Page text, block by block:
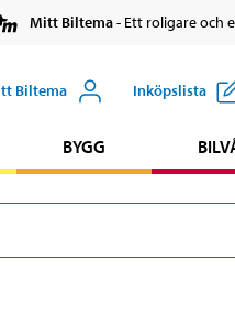
Mitt Biltema- Ett roligare och
Biltema Inköpslista
BYGG